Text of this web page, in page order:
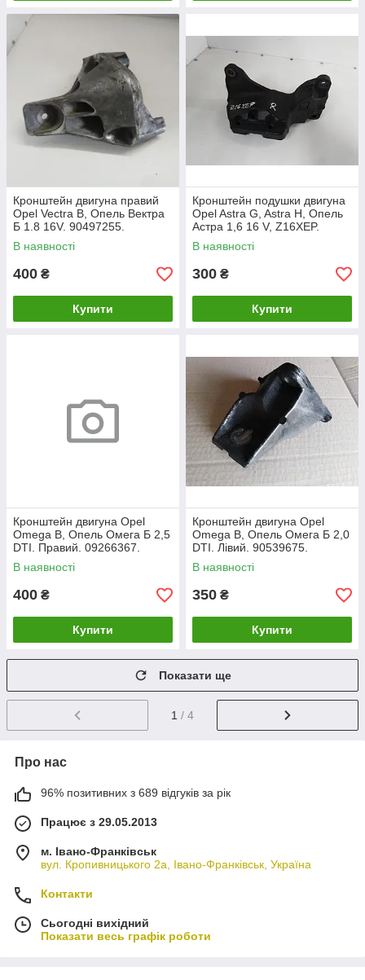
Кронштейн двигуна правий
Opel Vectra B, Опель Вектра
Б 1.8 16V. 90497255.
В наявності
400 ₴
Купити
Кронштейн подушки двигуна
Opel Astra G, Astra H, Опель
Астра 1,6 16 V, Z16XEP.
13189381.
В наявності
300 ₴
Купити
Кронштейн двигуна Opel
Omega B, Опель Омега Б 2,5
DTI. Правий. 09266367.
В наявності
400 ₴
Купити
Кронштейн двигуна Opel
Omega B, Опель Омега Б 2,0
DTI. Лівий. 90539675.
В наявності
350 ₴
Купити
Показати ще
1 / 4
Про нас
96% позитивних з 689 відгуків за рік
Працює з 29.05.2013
м. Івано-Франківськ
вул. Кропивницького 2а, Івано-Франківськ, Україна
Контакти
Сьогодні вихідний
Показати весь графік роботи